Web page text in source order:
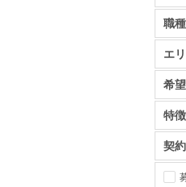
職
エ
希
特
契